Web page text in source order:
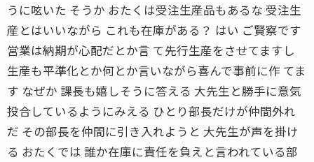
うに呟いた そうか おたくは受注生産品もあるな 受注生
産とはいいながら これも在庫がある？ はい ご賢察です
営業は納期が心配だとか言 て先行生産をさせてますし
生産も平準化とか何とか言いながら喜んで事前に作 てま
す なぜか 課長も嬉しそうに答える 大先生と勝手に意気
投合しているようにみえる ひとり部長だけが仲間外れ
だ その部長を仲間に引き入れようと 大先生が声を掛け
る おたくでは 誰か在庫に責任を負えと言われている部